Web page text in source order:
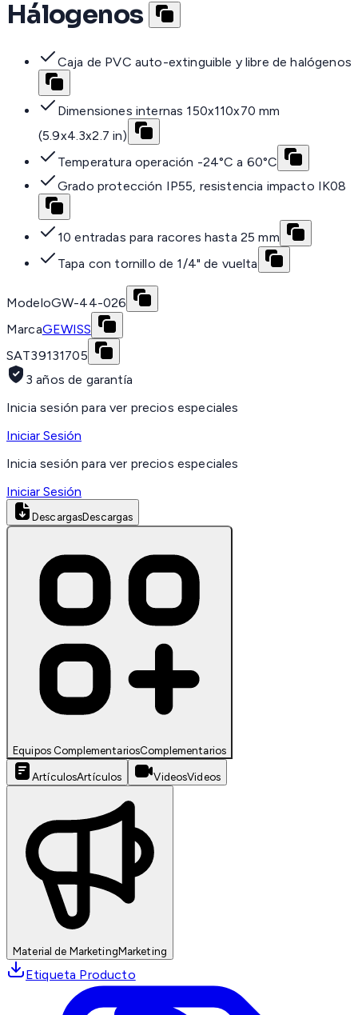
Hálogenos
Caja de PVC auto-extinguible y libre de halógenos
Dimensiones internas 150x110x70 mm
(5.9x4.3x2.7 in)
Temperatura operación -24°C a 60°C
Grado protección IP55, resistencia impacto IK08
10 entradas para racores hasta 25 mm
Tapa con tornillo de 1/4" de vuelta
ModeloGW-44-026
MarcaGEWISS
SAT39131705
3 años de garantía
Inicia sesión para ver precios especiales
Iniciar Sesión
Inicia sesión para ver precios especiales
Iniciar Sesión
DescargasDescargas
Equipos ComplementariosComplementarios
ArtículosArtículos VideosVideos
Material de MarketingMarketing
Etiqueta Producto